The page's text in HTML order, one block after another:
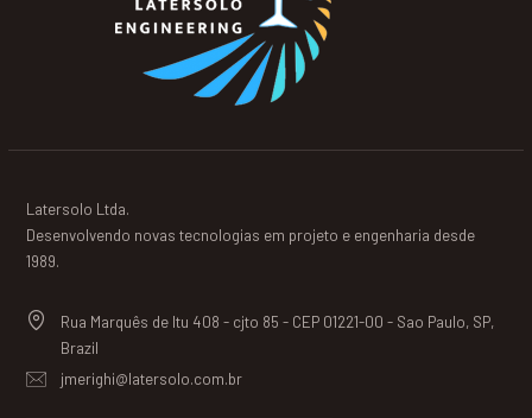
Latersolo Ltda.
Desenvolvendo novas tecnologias em projeto e engenharia desde
1989.
Rua Marquês de Itu 408 - cjto 85 - CEP 01221-00 - Sao Paulo, SP,
Brazil
jmerighi@latersolo.com.br